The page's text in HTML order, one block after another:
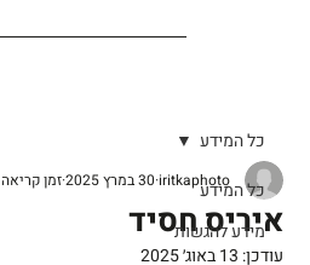
כל המידע
מידע להגשות
כל המידע
איריס חסיד
iritkaphoto 30 במרץ 2025 זמן קריאה 1 דקות
עודכן: 13 באוג׳ 2025